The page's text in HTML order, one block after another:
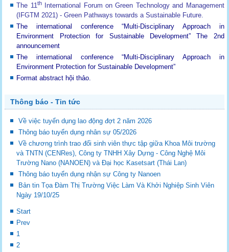
The 11thInternational Forum on Green Technology and Management
(IFGTM 2021) - Green Pathways towards a Sustainable Future.
The international conference “Multi-Disciplinary Approach in
Environment Protection for Sustainable Development”The 2nd
announcement
The international conference “Multi-Disciplinary Approach in
Environment Protection for Sustainable Development”
Format abstract hội thảo.
Thông báo - Tin tức
Về việc tuyển dụng lao động đợt 2 năm 2026
Thông báo tuyển dụng nhân sự 05/2026
Về chương trình trao đổi sinh viên thực tập giữa Khoa Môi trường
và TNTN (CENRes), Công ty TNHH Xây Dựng - Công Nghệ Môi
Trường Nano (NANOEN) và Đại học Kasetsart (Thái Lan)
Thông báo tuyển dụng nhận sự Công ty Nanoen
Bản tin Tọa Đàm Thị Trường Việc Làm Và Khởi Nghiệp Sinh Viên
Ngày 19/10/25
Start
Prev
1
2